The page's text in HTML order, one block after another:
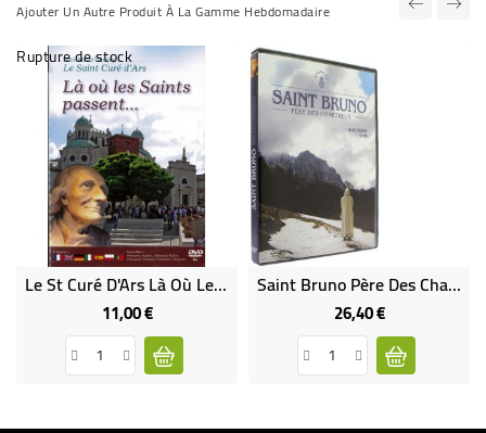
Ajouter Un Autre Produit À La Gamme Hebdomadaire
Rupture de stock
Le St Curé D'Ars Là Où Les Saints Passent (DVD Occasion)
11,00 €Prix
Saint Bruno Père Des Chartreux
26,40 €Prix